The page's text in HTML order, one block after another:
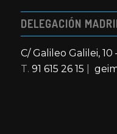
DELEGACIÓN
C/ Galileo Galilei,
T. 91 615 26 15